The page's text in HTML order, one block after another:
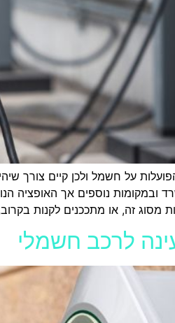
על חשמל ולכן קיים צורך
ובמקומות נוספים אך האופציה
מסוג זה, או מתככנים לקנות
לרכב חשמלי